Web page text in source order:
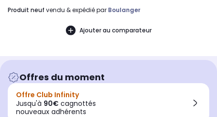
produit neuf vendu & expédié par Boulanger
Ajouter au comparateur
Offres du moment
Offre Club Infinity
Jusqu'à 90€ cagnottés
nouveaux adhérents